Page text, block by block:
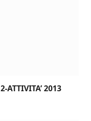
ATTIVITA’ 2013